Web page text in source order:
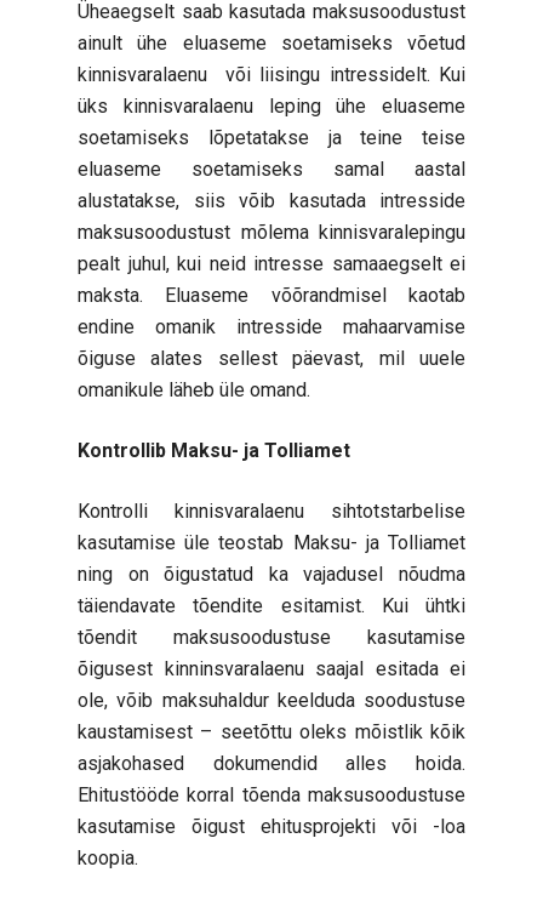
Üheaegselt saab kasutada maksusoodustust
ainult ühe eluaseme soetamiseks võetud
kinnisvaralaenu või liisingu intressidelt. Kui
üks kinnisvaralaenu leping ühe eluaseme
soetamiseks lõpetatakse ja teine teise
eluaseme soetamiseks samal aastal
alustatakse, siis võib kasutada intresside
maksusoodustust mõlema kinnisvaralepingu
pealt juhul, kui neid intresse samaaegselt ei
maksta. Eluaseme võõrandmisel kaotab
endine omanik intresside mahaarvamise
õiguse alates sellest päevast, mil uuele
omanikule läheb üle omand.
Kontrollib Maksu- ja Tolliamet
Kontrolli kinnisvaralaenu sihtotstarbelise
kasutamise üle teostab Maksu- ja Tolliamet
ning on õigustatud ka vajadusel nõudma
täiendavate tõendite esitamist. Kui ühtki
tõendit maksusoodustuse kasutamise
õigusest kinninsvaralaenu saajal esitada ei
ole, võib maksuhaldur keelduda soodustuse
kaustamisest – seetõttu oleks mõistlik kõik
asjakohased dokumendid alles hoida.
Ehitustööde korral tõenda maksusoodustuse
kasutamise õigust ehitusprojekti või -loa
koopia.